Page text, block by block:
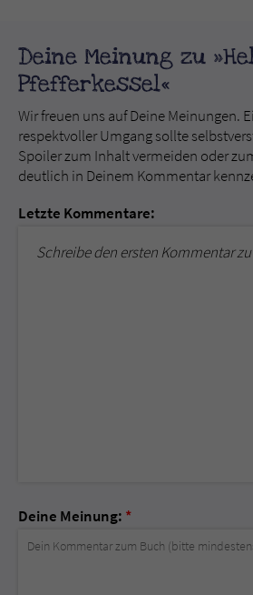
Deine Meinung zu
Pfefferkessel«
Wir freuen uns auf Deine Meinungen.
respektvoller Umgang sollte
Spoiler zum Inhalt vermeiden oder
deutlich in Deinem Kommentar
Letzte Kommentare:
Schreibe den ersten Kommentar
Deine Meinung: *